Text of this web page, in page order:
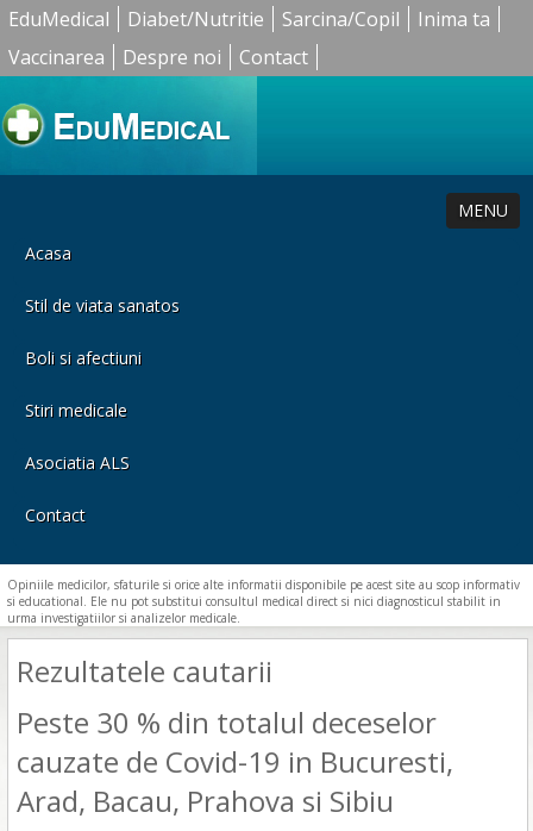
EduMedical Diabet/Nutritie Sarcina/Copil
Inima ta
Vaccinarea
Despre noi Contact
MENU
Acasa
Stil de viata sanatos
Boli si afectiuni
Stiri medicale
Asociatia ALS
Contact
Opiniile medicilor, sfaturile si orice alte informatii disponibile pe acest site au scop informativ
si educational. Ele nu pot substitui consultul medical direct si nici diagnosticul stabilit in
urma investigatiilor si analizelor medicale.
Rezultatele cautarii
Peste 30 % din totalul deceselor
cauzate de Covid-19 in Bucuresti,
Arad, Bacau, Prahova si Sibiu